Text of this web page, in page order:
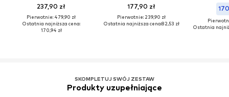
237,90 zł
Pierwotnie: 479,90 zł
Ostatnia najniższa cena:
170,94 zł
177,90 zł
Pierwotnie: 239,90 zł
Ostatnia najniższa cena:82,53 zł
Ostatnia
SKOMPLETUJ SWÓJ ZESTAW
Produkty uzupełniające